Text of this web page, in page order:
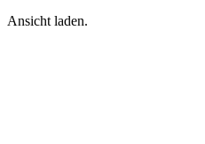
Ansicht laden.